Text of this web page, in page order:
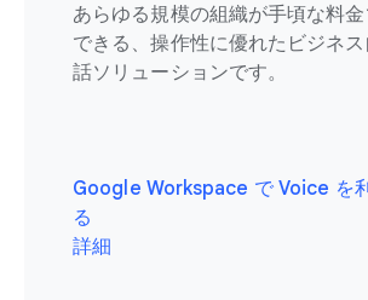
あらゆる規模の組織が手頃な料金
できる、操作性に優れたビジネ
話ソリューションです。
Google Workspace で Voice を
る
詳細